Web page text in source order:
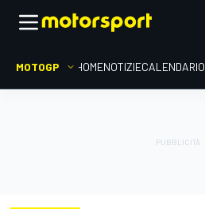
MOTOGP HOMENOTIZIECALENDARIO